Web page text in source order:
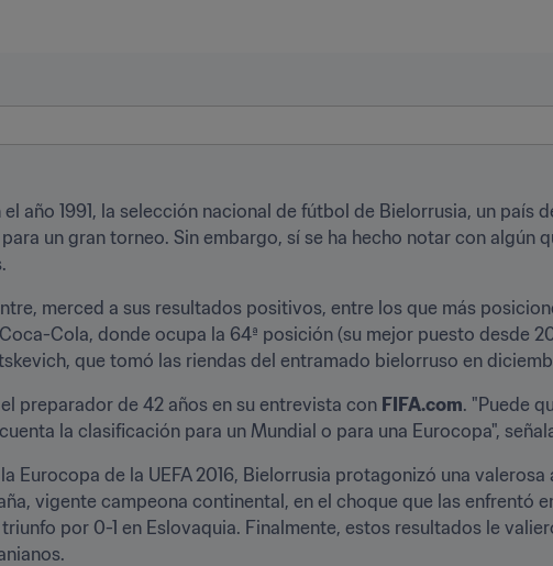
año 1991, la selección nacional de fútbol de Bielorrusia, un país
un gran torneo. Sin embargo, sí se ha hecho notar con algún
merced a sus resultados positivos, entre los que más
Cola, donde ocupa la 64ª posición (su mejor puesto desde
que tomó las riendas del entramado bielorruso en
preparador de 42 años en su entrevista con FIFA.com. "Puede
la clasificación para un Mundial o para una Eurocopa",
Eurocopa de la UEFA 2016, Bielorrusia protagonizó una valerosa
vigente campeona continental, en el choque que las enfrentó
por 0-1 en Eslovaquia. Finalmente, estos resultados le